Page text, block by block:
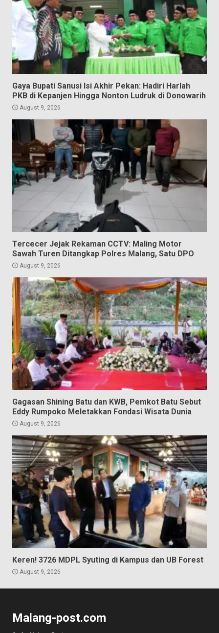
Gaya Bupati Sanusi Isi Akhir Pekan: Hadiri Harlah
PKB di Kepanjen Hingga Nonton Ludruk di Donowarih
August 9, 2026
Tercecer Jejak Rekaman CCTV: Maling Motor
Sawah Turen Ditangkap Polres Malang, Satu DPO
August 9, 2026
Gagasan Shining Batu dan KWB, Pemkot Batu Sebut
Eddy Rumpoko Meletakkan Fondasi Wisata Dunia
August 9, 2026
Keren! 3726 MDPL Syuting di Kampus dan UB Forest
August 9, 2026
Malang-post.com